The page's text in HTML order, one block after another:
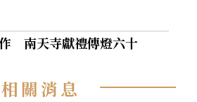
南天寺獻禮傳燈六十
相關消息